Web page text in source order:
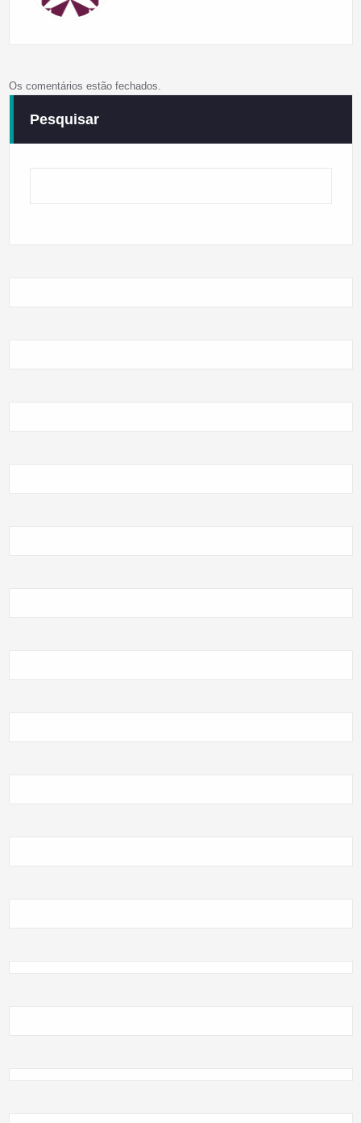
Os comentários estão fechados.
Pesquisar